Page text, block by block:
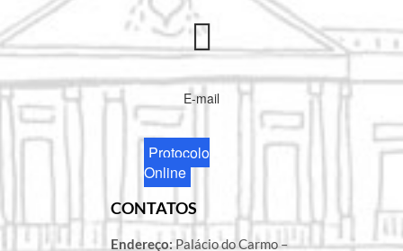
E-mail
Protocolo
Online
CONTATOS
Endereço:Palácio do Carmo –